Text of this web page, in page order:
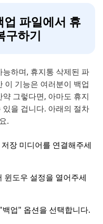
업 파일에서 휴
구하기
하며, 휴지통 삭제된 파
이 기능은 여러분이 백업
그렇다면, 아마도 휴지
을 겁니다. 아래의 절차
.
장 미디어를 연결해주세
윈도우 설정을 열어주세
업" 옵션을 선택합니다.